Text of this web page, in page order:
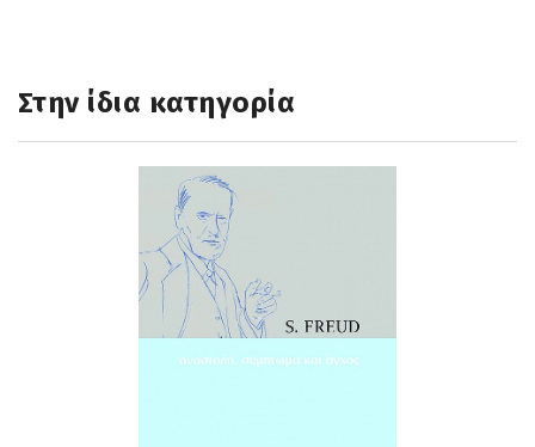
Στην ίδια κατηγορία